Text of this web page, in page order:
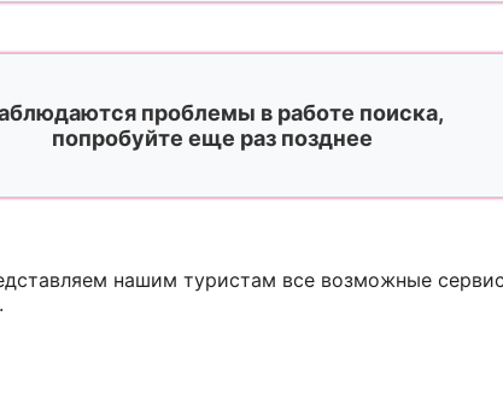
проблемы в работе поиска,
попробуйте еще раз позднее
нашим туристам все возможные